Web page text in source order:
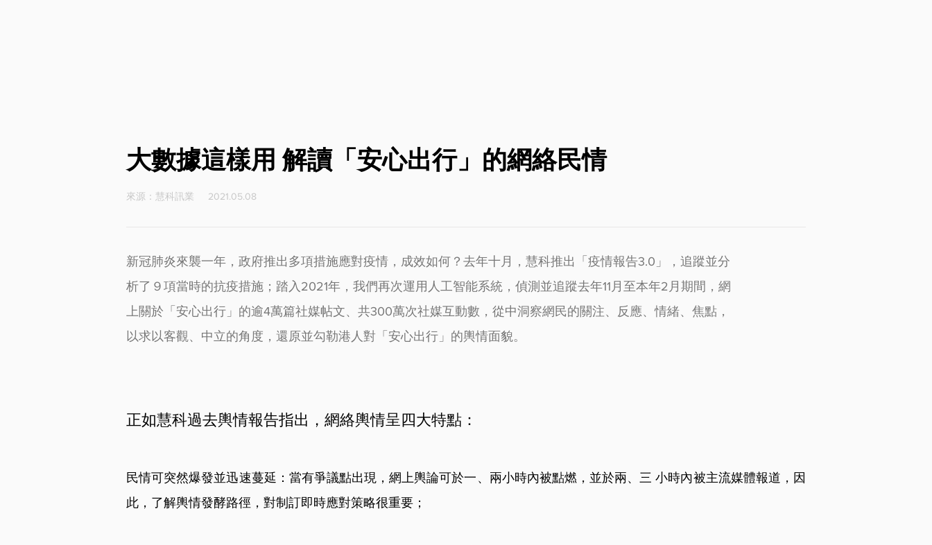
大數據這樣用 解讀「安心出行」的網絡民情
來源：慧科訊業 2021.05.08
新冠肺炎來襲一年，政府推出多項措施應對疫情，成效如何？去年十月，慧科推出「疫情報告3.0」，追蹤並分
析了９項當時的抗疫措施；踏入2021年，我們再次運用人工智能系統，偵測並追蹤去年11月至本年2月期間，網
上關於「安心出行」的逾4萬篇社媒帖文、共300萬次社媒互動數，從中洞察網民的關注、反應、情緒、焦點，
以求以客觀、中立的角度，還原並勾勒港人對「安心出行」的輿情面貌。
正如慧科過去輿情報告指出，網絡輿情呈四大特點：
民情可突然爆發並迅速蔓延：當有爭議點出現，網上輿論可於一、兩小時內被點燃，並於兩、三 小時內被主流媒體報道，因
此，了解輿情發酵路徑，對制訂即時應對策略很重要；